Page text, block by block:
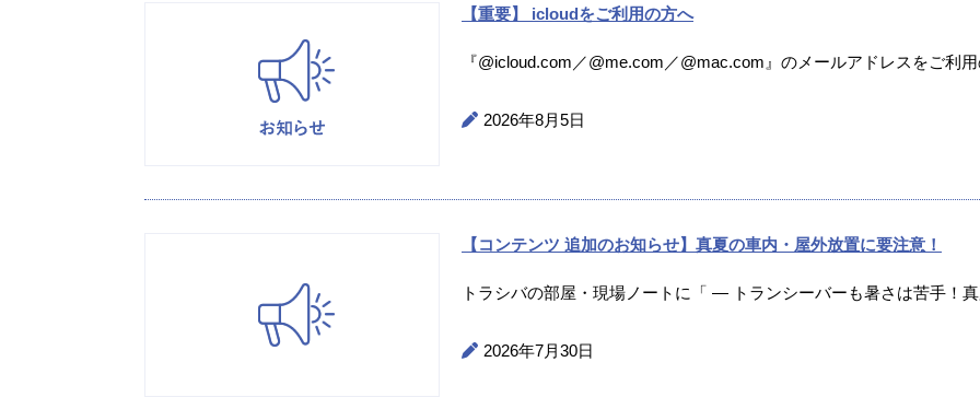
【重要】 icloudをご利用の方へ
『@icloud.com／@me.com／@mac.com』のメールアドレスをご利
2026年8月5日
【コンテンツ 追加のお知らせ】真夏の車内・屋外放置に要注意！
トラシバの部屋・現場ノートに「 ― トランシーバーも暑さは苦手！
2026年7月30日